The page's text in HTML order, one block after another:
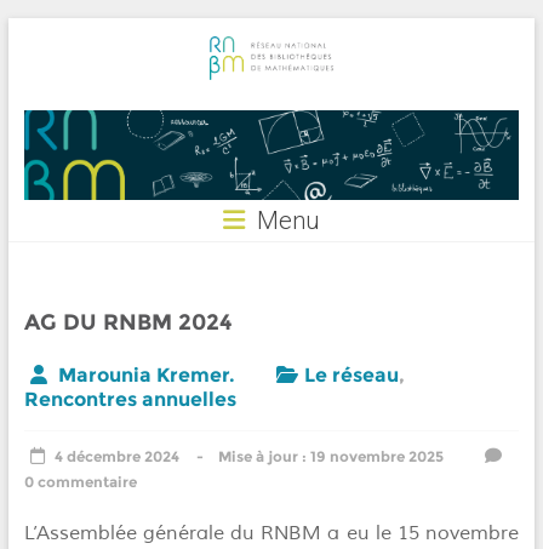
RNBM
Menu
AG DU RNBM 2024
Marounia Kremer. Le réseau,
Rencontres annuelles
4 décembre 2024
19 novembre 2025
0 commentaire
L’Assemblée générale du RNBM a eu le 15 novembre